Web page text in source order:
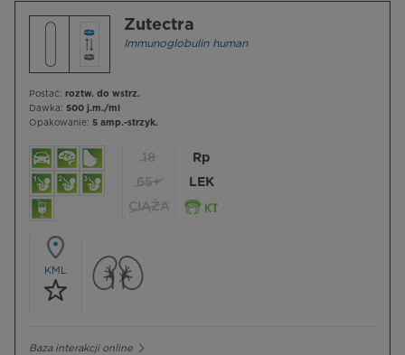
Zutectra
Immunoglobulin human
Postać: roztw. do wstrz.
Dawka: 500 j.m./ml
Opakowanie: 5 amp.-strzyk.
18
65+
CIĄŻA
Rp
LEK
KML
Baza interakcji online